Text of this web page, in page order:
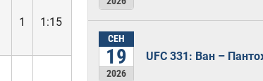
1
1:15
СЕН
19
2026
UFC 331: Ван –